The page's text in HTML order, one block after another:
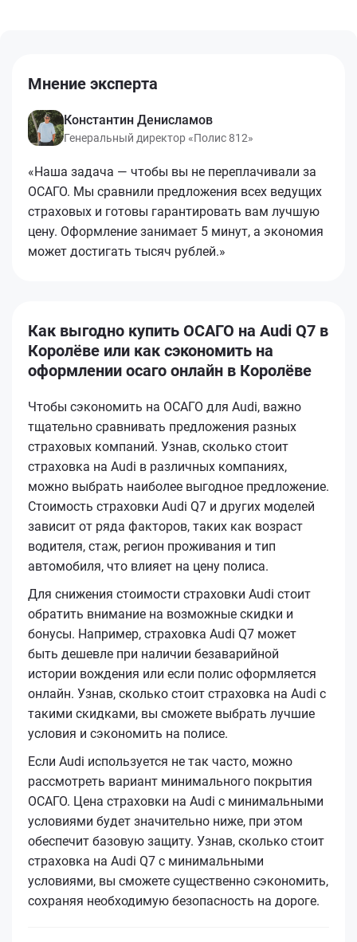
Мнение эксперта
Константин Денисламов
Генеральный директор «Полис 812»
«Наша задача — чтобы вы не переплачивали за
ОСАГО. Мы сравнили предложения всех ведущих
страховых и готовы гарантировать вам лучшую
цену. Оформление занимает 5 минут, а экономия
может достигать тысяч рублей.»
Как выгодно купить ОСАГО на Audi Q7 в
Королёве или как сэкономить на
оформлении осаго онлайн в Королёве
Чтобы сэкономить на ОСАГО для Audi, важно
тщательно сравнивать предложения разных
страховых компаний. Узнав, сколько стоит
страховка на Audi в различных компаниях,
можно выбрать наиболее выгодное предложение.
Стоимость страховки Audi Q7 и других моделей
зависит от ряда факторов, таких как возраст
водителя, стаж, регион проживания и тип
автомобиля, что влияет на цену полиса.
Для снижения стоимости страховки Audi стоит
обратить внимание на возможные скидки и
бонусы. Например, страховка Audi Q7 может
быть дешевле при наличии безаварийной
истории вождения или если полис оформляется
онлайн. Узнав, сколько стоит страховка на Audi с
такими скидками, вы сможете выбрать лучшие
условия и сэкономить на полисе.
Если Audi используется не так часто, можно
рассмотреть вариант минимального покрытия
ОСАГО. Цена страховки на Audi с минимальными
условиями будет значительно ниже, при этом
обеспечит базовую защиту. Узнав, сколько стоит
страховка на Audi Q7 с минимальными
условиями, вы сможете существенно сэкономить,
сохраняя необходимую безопасность на дороге.